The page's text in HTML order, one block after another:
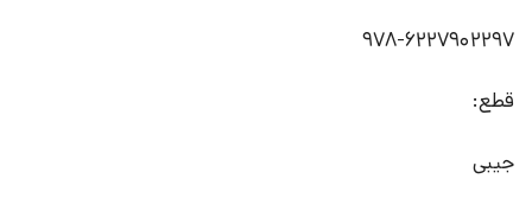
978-6227902297
قطع:
جیبی